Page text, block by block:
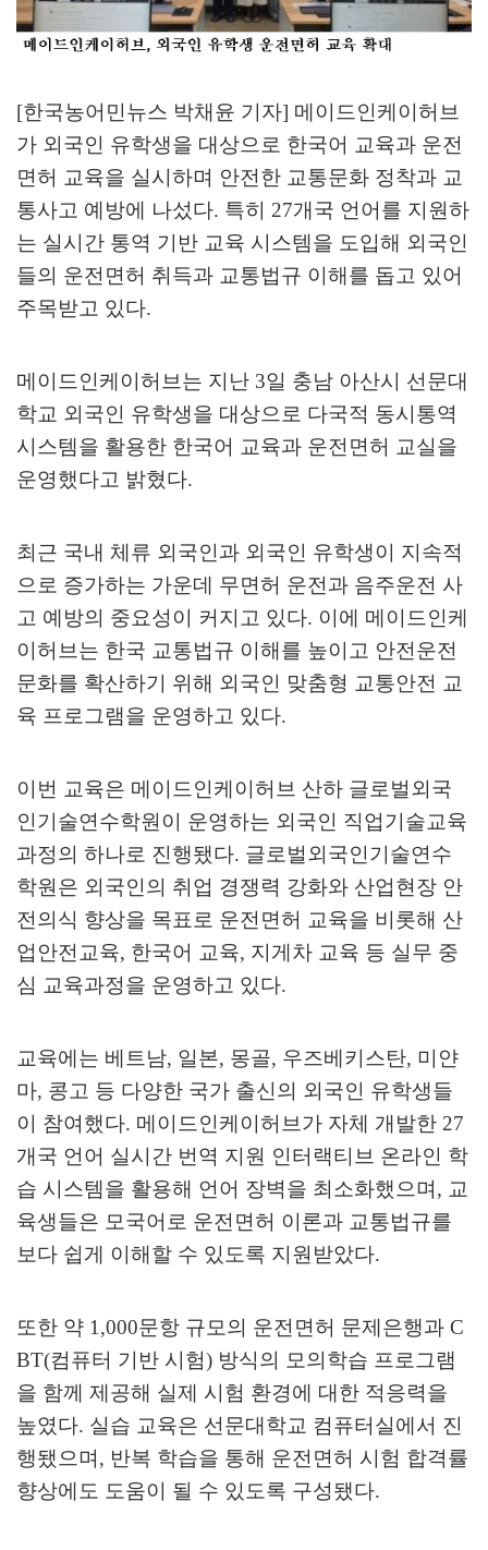
[한국농어민뉴스 박채윤 기자] 메이드인케이허브
가 외국인 유학생을 대상으로 한국어 교육과 운전
면허 교육을 실시하며 안전한 교통문화 정착과 교
통사고 예방에 나섰다. 특히 27개국 언어를 지원하
는 실시간 통역 기반 교육 시스템을 도입해 외국인
들의 운전면허 취득과 교통법규 이해를 돕고 있어
주목받고 있다.
메이드인케이허브는 지난 3일 충남 아산시 선문대
학교 외국인 유학생을 대상으로 다국적 동시통역
시스템을 활용한 한국어 교육과 운전면허 교실을
운영했다고 밝혔다.
최근 국내 체류 외국인과 외국인 유학생이 지속적
으로 증가하는 가운데 무면허 운전과 음주운전 사
고 예방의 중요성이 커지고 있다. 이에 메이드인케
이허브는 한국 교통법규 이해를 높이고 안전운전
문화를 확산하기 위해 외국인 맞춤형 교통안전 교
육 프로그램을 운영하고 있다.
이번 교육은 메이드인케이허브 산하 글로벌외국
인기술연수학원이 운영하는 외국인 직업기술교육
과정의 하나로 진행됐다. 글로벌외국인기술연수
학원은 외국인의 취업 경쟁력 강화와 산업현장 안
전의식 향상을 목표로 운전면허 교육을 비롯해 산
업안전교육, 한국어 교육, 지게차 교육 등 실무 중
심 교육과정을 운영하고 있다.
교육에는 베트남, 일본, 몽골, 우즈베키스탄, 미얀
마, 콩고 등 다양한 국가 출신의 외국인 유학생들
이 참여했다. 메이드인케이허브가 자체 개발한 27
개국 언어 실시간 번역 지원 인터랙티브 온라인 학
습 시스템을 활용해 언어 장벽을 최소화했으며, 교
육생들은 모국어로 운전면허 이론과 교통법규를
보다 쉽게 이해할 수 있도록 지원받았다.
또한 약 1,000문항 규모의 운전면허 문제은행과 C
BT(컴퓨터 기반 시험) 방식의 모의학습 프로그램
을 함께 제공해 실제 시험 환경에 대한 적응력을
높였다. 실습 교육은 선문대학교 컴퓨터실에서 진
행됐으며, 반복 학습을 통해 운전면허 시험 합격률
향상에도 도움이 될 수 있도록 구성됐다.